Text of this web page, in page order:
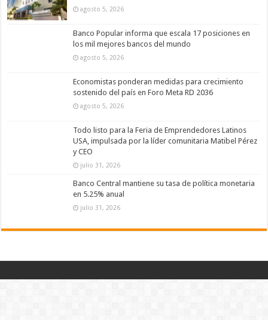
agosto 5, 2026
Banco Popular informa que escala 17 posiciones en
los mil mejores bancos del mundo
agosto 5, 2026
Economistas ponderan medidas para crecimiento
sostenido del país en Foro Meta RD 2036
agosto 5, 2026
Todo listo para la Feria de Emprendedores Latinos
USA, impulsada por la líder comunitaria Matibel Pérez
y CEO
julio 31, 2026
Banco Central mantiene su tasa de política monetaria
en 5.25% anual
julio 31, 2026